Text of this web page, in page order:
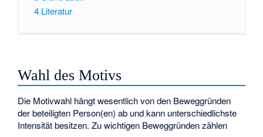
4 Literatur
Wahl des Motivs
Die Motivwahl hängt wesentlich von den Beweggründen
der beteiligten Person(en) ab und kann unterschiedlichste
Intensität besitzen. Zu wichtigen Beweggründen zählen